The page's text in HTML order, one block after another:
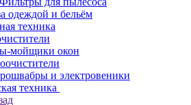
одеждой и бельём
техника
мойщики окон
и электровеники
техника